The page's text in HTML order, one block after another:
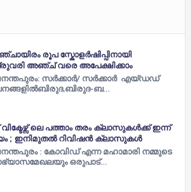
രൂപ സ്കോളർഷിപ്പിനായി
അഞ്ച് വരെ അപേക്ഷിക്കാം
സർക്കാർ/ സർക്കാർ എയ്ഡഡ്
ബ…
ലെ പത്താം തരം ക്ലാസുകൾക്ക് ഇന്ന്
; ഇനിമുതൽ റിവിഷൻ ക്ലാസുകൾ
: കോവിഡ് എന്ന മഹാമാരി നമ്മുടെ
ഒരുപാട്…